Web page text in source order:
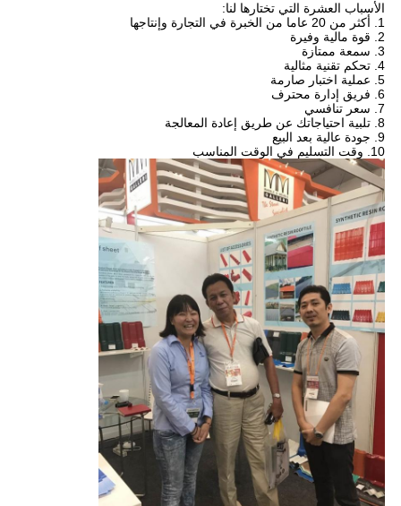
الأسباب العشرة التي تختارها لنا:
1. أكثر من 20 عاما من الخبرة في التجارة وإنتاجها
2. قوة مالية وفيرة
3. سمعة ممتازة
4. تحكم تقنية مثالية
5. عملية اختبار صارمة
6. فريق إدارة محترف
7. سعر تنافسي
8. تلبية احتياجاتك عن طريق إعادة المعالجة
9. جودة عالية بعد البيع
10. وقت التسليم في الوقت المناسب